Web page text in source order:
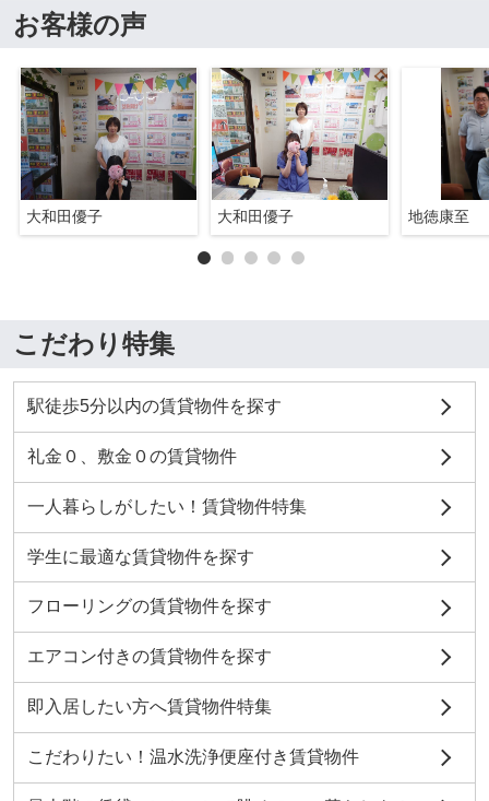
お客様の声
大和田優子 大和田優子 地徳康至
こだわり特集
駅徒歩5分以内の賃貸物件を探す
礼金０、敷金０の賃貸物件
一人暮らしがしたい！賃貸物件特集
学生に最適な賃貸物件を探す
フローリングの賃貸物件を探す
エアコン付きの賃貸物件を探す
即入居したい方へ賃貸物件特集
こだわりたい！温水洗浄便座付き賃貸物件